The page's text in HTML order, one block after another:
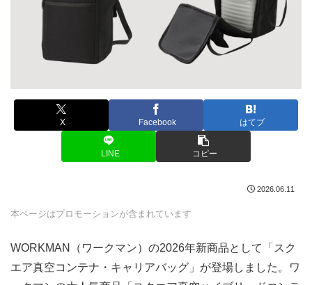
X Facebook はてブ
LINE コピー
2026.06.11
本ページはプロモーションが含まれています
WORKMAN（ワークマン）の2026年新商品として「スク
エア真空コンテナ・キャリアバッグ」が登場しました。ワ